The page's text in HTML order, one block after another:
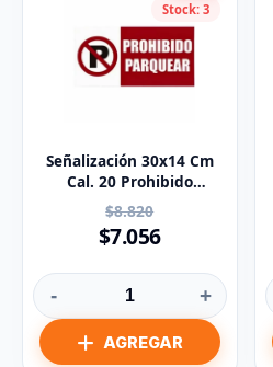
Stock: 3
Señalización 30x14 Cm
Cal. 20 Prohibido
Parquear
$8.820
$7.056
- +